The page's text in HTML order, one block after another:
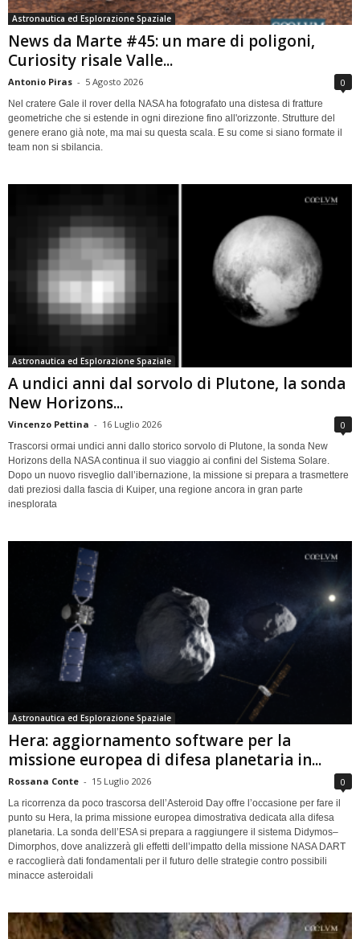
Astronautica ed Esplorazione Spaziale
News da Marte #45: un mare di poligoni,
Curiosity risale Valle...
Antonio Piras - 5 Agosto 2026 0
Nel cratere Gale il rover della NASA ha fotografato una distesa di fratture
geometriche che si estende in ogni direzione fino all'orizzonte. Strutture del
genere erano già note, ma mai su questa scala. E su come si siano formate il
team non si sbilancia.
Astronautica ed Esplorazione Spaziale
A undici anni dal sorvolo di Plutone, la sonda
New Horizons...
Vincenzo Pettina - 16 Luglio 2026 0
Trascorsi ormai undici anni dallo storico sorvolo di Plutone, la sonda New
Horizons della NASA continua il suo viaggio ai confini del Sistema Solare.
Dopo un nuovo risveglio dall’ibernazione, la missione si prepara a trasmettere
dati preziosi dalla fascia di Kuiper, una regione ancora in gran parte
inesplorata
Astronautica ed Esplorazione Spaziale
Hera: aggiornamento software per la
missione europea di difesa planetaria in...
Rossana Conte - 15 Luglio 2026 0
La ricorrenza da poco trascorsa dell’Asteroid Day offre l’occasione per fare il
punto su Hera, la prima missione europea dimostrativa dedicata alla difesa
planetaria. La sonda dell’ESA si prepara a raggiungere il sistema Didymos–
Dimorphos, dove analizzerà gli effetti dell’impatto della missione NASA DART
e raccoglierà dati fondamentali per il futuro delle strategie contro possibili
minacce asteroidali